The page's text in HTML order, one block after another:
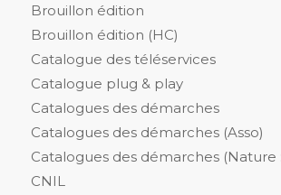
Brouillon édition
Brouillon édition (HC)
Catalogue des téléservices
Catalogue plug & play
Catalogues des démarches
Catalogues des démarches (Asso)
Catalogues des démarches (Nature
CNIL